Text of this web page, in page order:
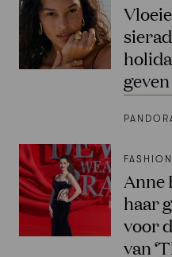
geven
Anne
haar
voor
van